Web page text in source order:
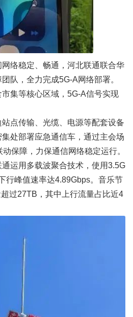
络稳定、畅通，河北联通联合华
队，全力完成5G-A网络部署。
集等核心区域，5G-A信号实现
点传输、光缆、电源等配套设备
处部署应急通信车，通过主会场
保障，力保通信网络稳定运行。
运用多载波聚合技术，使用3.5G
行峰值速率达4.89Gbps。音乐节
过27TB，其中上行流量占比近4